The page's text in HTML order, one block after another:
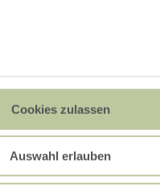
Cookies zulassen
Auswahl erlauben